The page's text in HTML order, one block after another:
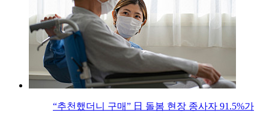
“추천했더니 구매” 日 돌봄 현장 종사자 91.5%가